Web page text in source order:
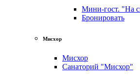
Мини-гост. "На
Бронировать
Мисхор
Мисхор
Санаторий "Мисхор"